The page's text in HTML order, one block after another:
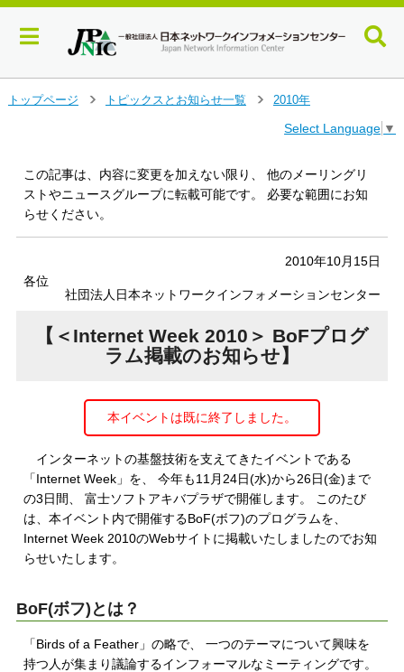
トップページ
トピックスとお知らせ一覧
2010年
Select Language ▼
この記事は、内容に変更を加えない限り、 他のメーリングリ
ストやニュースグループに転載可能です。 必要な範囲にお知
らせください。
2010年10月15日
各位
社団法人日本ネットワークインフォメーションセンター
【＜Internet Week 2010＞ BoFプログ
ラム掲載のお知らせ】
本イベントは既に終了しました。
インターネットの基盤技術を支えてきたイベントである
「Internet Week」を、 今年も11月24日(水)から26日(金)まで
の3日間、 富士ソフトアキバプラザで開催します。 このたび
は、本イベント内で開催するBoF(ボフ)のプログラムを、
Internet Week 2010のWebサイトに掲載いたしましたのでお知
らせいたします。
BoF(ボフ)とは？
「Birds of a Feather」の略で、 一つのテーマについて興味を
持つ人が集まり議論するインフォーマルなミーティングです。